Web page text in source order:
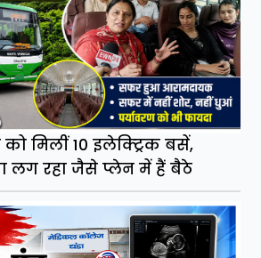
को मिलीं 10 इलेक्ट्रिक बसें,
लग रहा जैसे प्लेन में हैं बैठे